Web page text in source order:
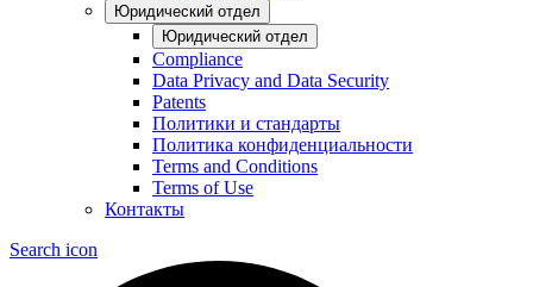
Юридический отдел
Юридический отдел
Compliance
Data Privacy and Data Security
Patents
Политики и стандарты
Политика конфиденциальности
Terms and Conditions
Terms of Use
Контакты
Search icon